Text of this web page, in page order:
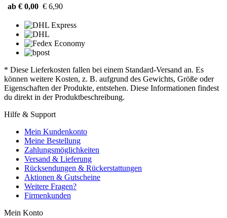
ab € 0,00 € 6,90
* Diese Lieferkosten fallen bei einem Standard-Versand an. Es
können weitere Kosten, z. B. aufgrund des Gewichts, Größe oder
Eigenschaften der Produkte, entstehen. Diese Informationen findest
du direkt in der Produktbeschreibung.
Hilfe & Support
Mein Kundenkonto
Meine Bestellung
Zahlungsmöglichkeiten
Versand & Lieferung
Rücksendungen & Rückerstattungen
Aktionen & Gutscheine
Weitere Fragen?
Firmenkunden
Mein Konto